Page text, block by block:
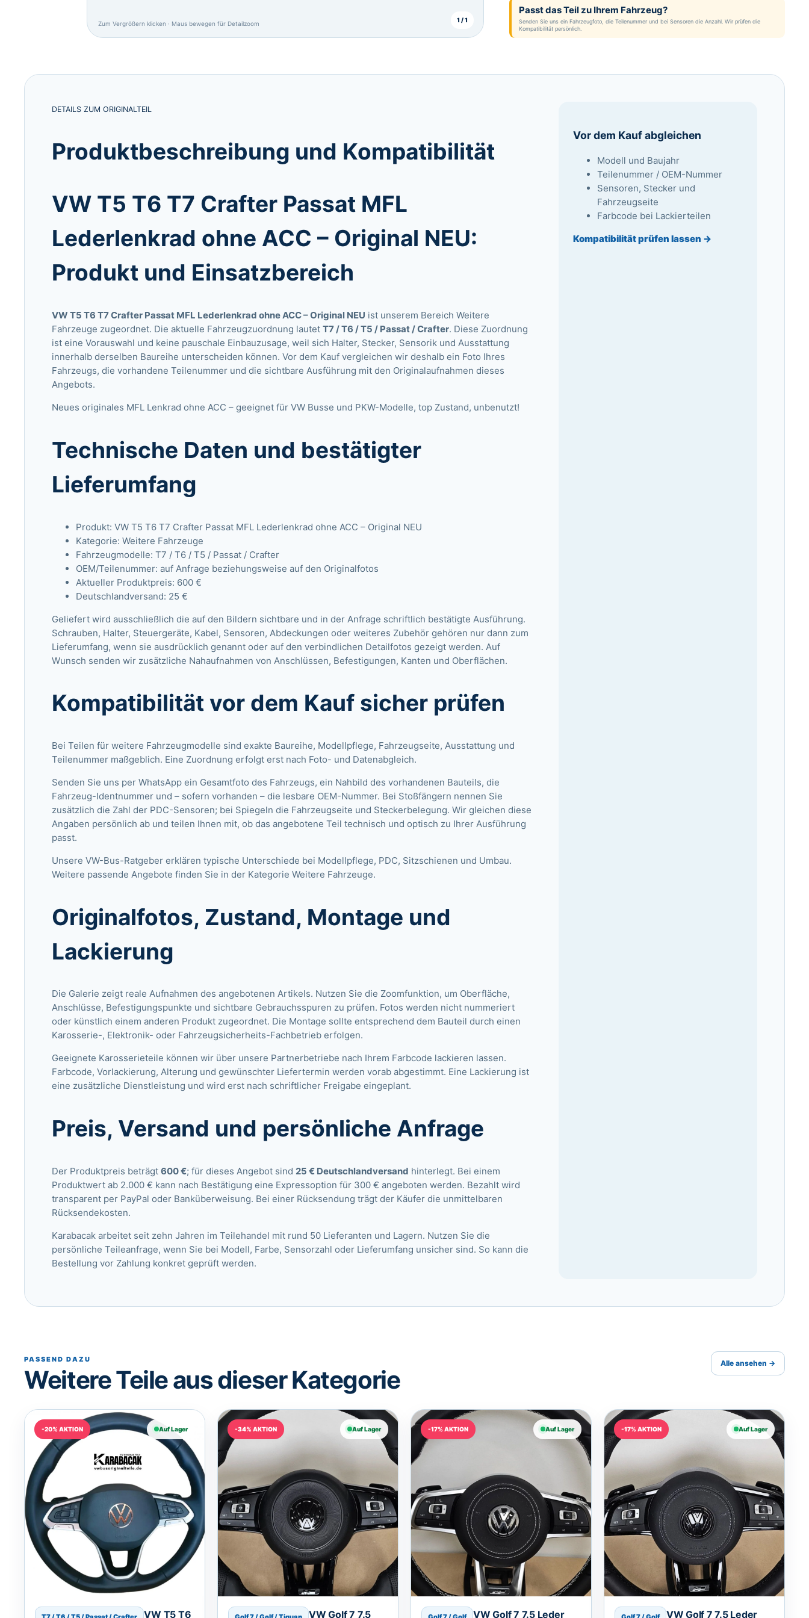
1 / 1
Zum Vergrößern klicken · Maus bewegen für Detailzoom
Passt das Teil zu Ihrem Fahrzeug?
Senden Sie uns ein Fahrzeugfoto, die Teilenummer und bei Sensoren die Anzahl. Wir prüfen die
Kompatibilität persönlich.
DETAILS ZUM ORIGINALTEIL
Produktbeschreibung und Kompatibilität
VW T5 T6 T7 Crafter Passat MFL
Lederlenkrad ohne ACC – Original NEU:
Produkt und Einsatzbereich
VW T5 T6 T7 Crafter Passat MFL Lederlenkrad ohne ACC – Original NEU ist unserem Bereich Weitere
Fahrzeuge zugeordnet. Die aktuelle Fahrzeugzuordnung lautetT7 / T6 / T5 / Passat / Crafter. Diese Zuordnung
ist eine Vorauswahl und keine pauschale Einbauzusage, weil sich Halter, Stecker, Sensorik und Ausstattung
innerhalb derselben Baureihe unterscheiden können. Vor dem Kauf vergleichen wir deshalb ein Foto Ihres
Fahrzeugs, die vorhandene Teilenummer und die sichtbare Ausführung mit den Originalaufnahmen dieses
Angebots.
Neues originales MFL Lenkrad ohne ACC – geeignet für VW Busse und PKW-Modelle, top Zustand, unbenutzt!
Technische Daten und bestätigter
Lieferumfang
Produkt: VW T5 T6 T7 Crafter Passat MFL Lederlenkrad ohne ACC – Original NEU
Kategorie: Weitere Fahrzeuge
Fahrzeugmodelle: T7 / T6 / T5 / Passat / Crafter
OEM/Teilenummer: auf Anfrage beziehungsweise auf den Originalfotos
Aktueller Produktpreis: 600 €
Deutschlandversand: 25 €
Geliefert wird ausschließlich die auf den Bildern sichtbare und in der Anfrage schriftlich bestätigte Ausführung.
Schrauben, Halter, Steuergeräte, Kabel, Sensoren, Abdeckungen oder weiteres Zubehör gehören nur dann zum
Lieferumfang, wenn sie ausdrücklich genannt oder auf den verbindlichen Detailfotos gezeigt werden. Auf
Wunsch senden wir zusätzliche Nahaufnahmen von Anschlüssen, Befestigungen, Kanten und Oberflächen.
Kompatibilität vor dem Kauf sicher prüfen
Bei Teilen für weitere Fahrzeugmodelle sind exakte Baureihe, Modellpflege, Fahrzeugseite, Ausstattung und
Teilenummer maßgeblich. Eine Zuordnung erfolgt erst nach Foto- und Datenabgleich.
Senden Sie uns per WhatsApp ein Gesamtfoto des Fahrzeugs, ein Nahbild des vorhandenen Bauteils, die
Fahrzeug-Identnummer und – sofern vorhanden – die lesbare OEM-Nummer. Bei Stoßfängern nennen Sie
zusätzlich die Zahl der PDC-Sensoren; bei Spiegeln die Fahrzeugseite und Steckerbelegung. Wir gleichen diese
Angaben persönlich ab und teilen Ihnen mit, ob das angebotene Teil technisch und optisch zu Ihrer Ausführung
passt.
Unsere VW-Bus-Ratgeber erklären typische Unterschiede bei Modellpflege, PDC, Sitzschienen und Umbau.
Weitere passende Angebote finden Sie in der KategorieWeitere Fahrzeuge.
Originalfotos, Zustand, Montage und
Lackierung
Die Galerie zeigt reale Aufnahmen des angebotenen Artikels. Nutzen Sie die Zoomfunktion, um Oberfläche,
Anschlüsse, Befestigungspunkte und sichtbare Gebrauchsspuren zu prüfen. Fotos werden nicht nummeriert
oder künstlich einem anderen Produkt zugeordnet. Die Montage sollte entsprechend dem Bauteil durch einen
Karosserie-, Elektronik- oder Fahrzeugsicherheits-Fachbetrieb erfolgen.
Geeignete Karosserieteile können wir über unsere Partnerbetriebe nach Ihrem Farbcode lackieren lassen.
Farbcode, Vorlackierung, Alterung und gewünschter Liefertermin werden vorab abgestimmt. Eine Lackierung ist
eine zusätzliche Dienstleistung und wird erst nach schriftlicher Freigabe eingeplant.
Preis, Versand und persönliche Anfrage
Der Produktpreis beträgt600 €; für dieses Angebot sind 25 € Deutschlandversand hinterlegt. Bei einem
Produktwert ab 2.000 € kann nach Bestätigung eine Expressoption für 300 € angeboten werden. Bezahlt wird
transparent per PayPal oder Banküberweisung. Bei einer Rücksendung trägt der Käufer die unmittelbaren
Rücksendekosten.
Karabacak arbeitet seit zehn Jahren im Teilehandel mit rund 50 Lieferanten und Lagern. Nutzen Sie die
persönliche Teileanfrage, wenn Sie bei Modell, Farbe, Sensorzahl oder Lieferumfang unsicher sind. So kann die
Bestellung vor Zahlung konkret geprüft werden.
Vor dem Kauf abgleichen
Modell und Baujahr
Teilenummer / OEM-Nummer
Sensoren, Stecker und
Fahrzeugseite
Farbcode bei Lackierteilen
Kompatibilität prüfen lassen →
PASSEND DAZU
Weitere Teile aus dieser Kategorie
Alle ansehen →
-20% AKTION Auf Lager
VW T5 T6
-34% AKTION Auf Lager
VW Golf 7 7.5
-17% AKTION Auf Lager
VW Golf 7 7.5 Leder
-17% AKTION Auf Lager
VW Golf 7 7.5 Leder